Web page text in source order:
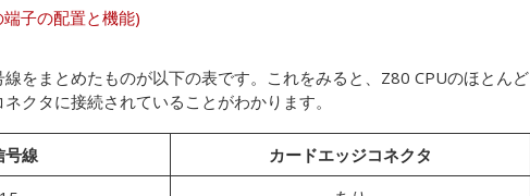
子の配置と機能)
をまとめたものが以下の表です。これをみると、Z80 CPUのほとんど
クタに接続されていることがわかります。
号線
カードエッジコネクタ